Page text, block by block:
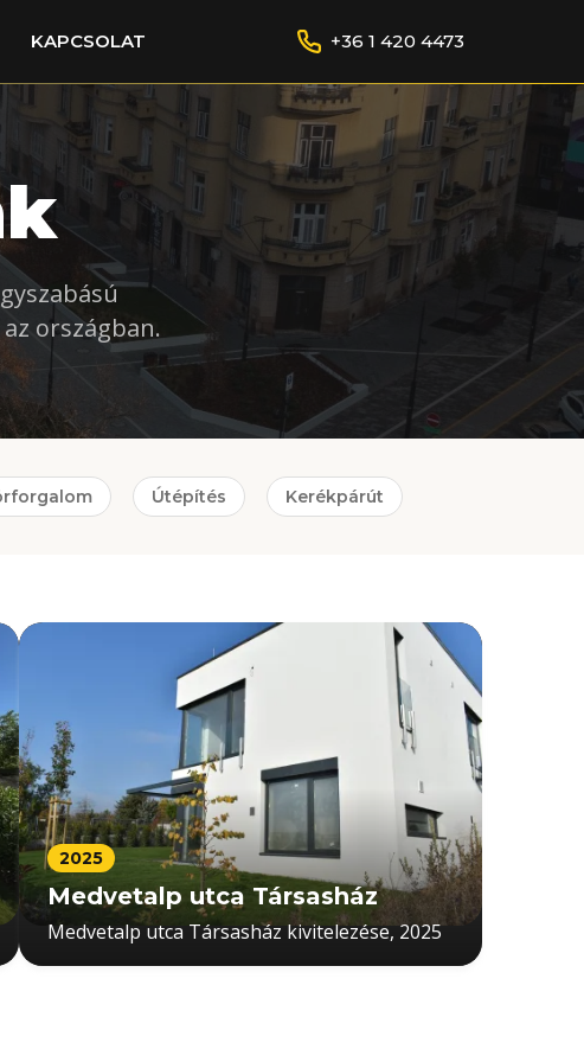
KAPCSOLAT +36 1 420 4473
országban.
Útépítés Kerékpárút
2025
Medvetalp utca Társasház
Medvetalp utca Társasház kivitelezése, 2025